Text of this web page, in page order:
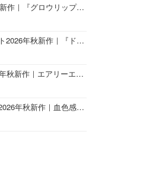
オペラ2026年秋新作｜『グロウリップティント』の新色・限定色はローズジャムカラー♡全4色をレビュー
ジルスチュアート2026年秋新作｜『ドレスドブルーム アイズ』新色や限定ハイライト・リップをレビュー
キャンメイク26年秋新作｜エアリーエクステンションライナー＆カールスナイパーマスカラ新色をレビュー
デイジードール2026年秋新作｜血色感が可愛い♡『パウダー ブラッシュ ブルーム』新3色をレビュー